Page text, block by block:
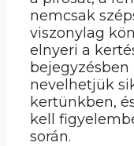
nemcsak
viszonylag
elnyeri a
nevelhetjük
kertünkben,
kell
során.